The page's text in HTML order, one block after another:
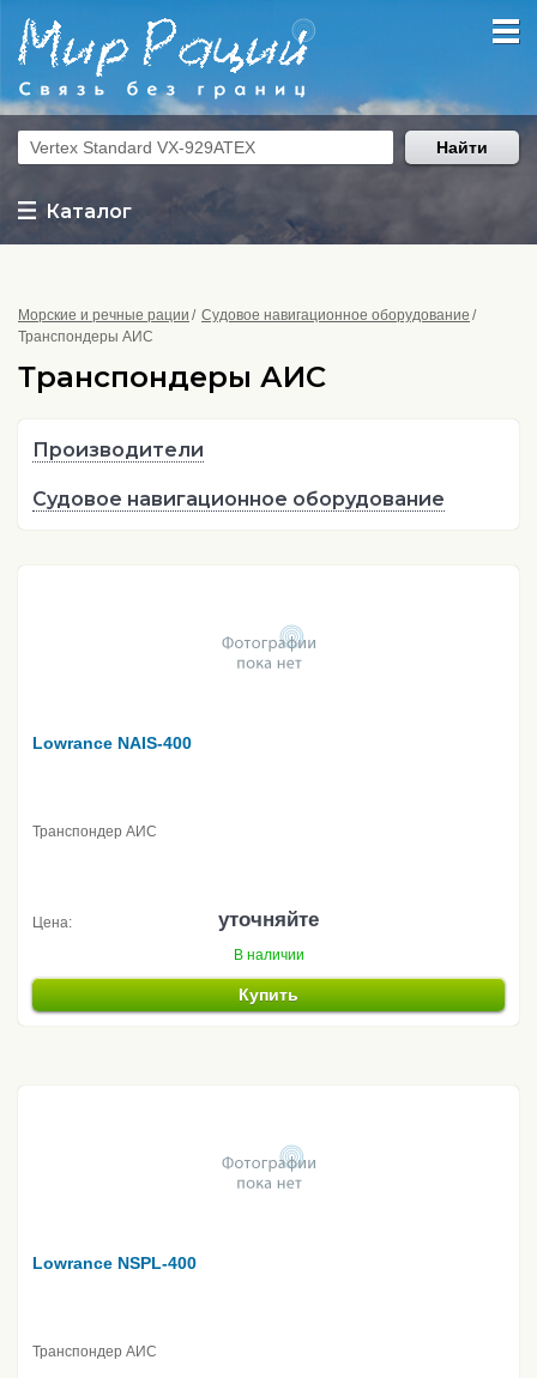
Каталог
Найти
Морские и речные рации
Судовое навигационное оборудование
Транспондеры АИС
Транспондеры АИС
Производители
Судовое навигационное оборудование
Lowrance NAIS-400
Транспондер АИС
Цена: уточняйте
В наличии
Купить
Lowrance NSPL-400
Транспондер АИС